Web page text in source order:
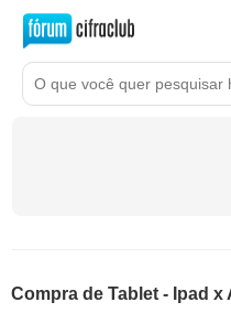
Compra de Tablet - Ipad